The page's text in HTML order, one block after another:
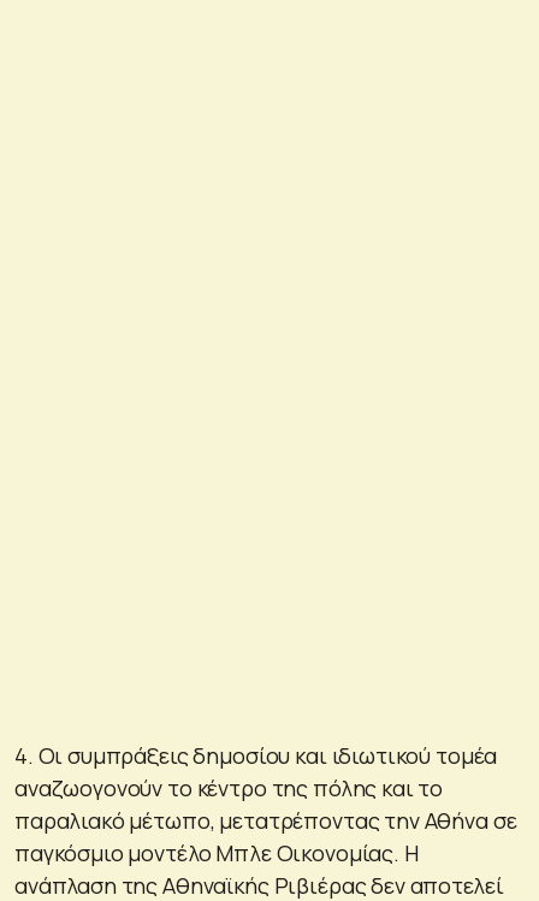
4. Οι συμπράξεις δημοσίου και ιδιωτικού τομέα
αναζωογονούν το κέντρο της πόλης και το
παραλιακό μέτωπο, μετατρέποντας την Αθήνα σε
παγκόσμιο μοντέλο Μπλε Οικονομίας. Η
ανάπλαση της Αθηναϊκής Ριβιέρας δεν αποτελεί